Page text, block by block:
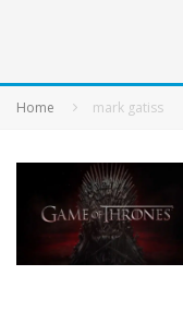
Home mark gatiss